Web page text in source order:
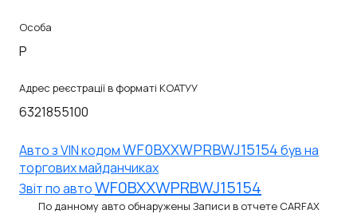
Особа
P
Адрес реєстрації в форматі КОАТУУ
6321855100
Авто з VIN кодомWF0BXXWPRBWJ15154був на
торгових майданчиках
Звiт по автоWF0BXXWPRBWJ15154
По данному авто обнаружены Записи в отчете CARFAX